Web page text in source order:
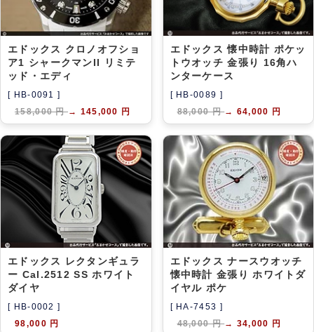
エドックス クロノオフショ
ア1 シャークマンII リミテ
ッド・エディ
[ HB-0091 ]
158,000 円→ 145,000 円
エドックス 懐中時計 ポケッ
トウオッチ 金張り 16角ハ
ンターケース
[ HB-0089 ]
88,000 円→ 64,000 円
エドックス レクタンギュラ
ー Cal.2512 SS ホワイト
ダイヤ
[ HB-0002 ]
98,000 円
エドックス ナースウオッチ
懐中時計 金張り ホワイトダ
イヤル ポケ
[ HA-7453 ]
48,000 円→ 34,000 円